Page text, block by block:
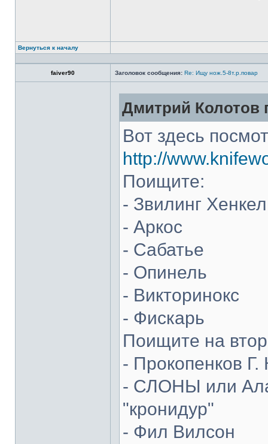
Вернуться к началу
faiver90 Заголовок сообщения: Re: Ищу нож.5-8т.р.повар
Дмитрий Колотов
Вот здесь
http://
Поищите:
- Звилинг
- Аркос
- Сабатье
- Опинель
- Викторинокс
- Фискарь
Поищите на
- Прокопенков Г.
- СЛОНЫ или
"кронидур"
- Фил Вилсон